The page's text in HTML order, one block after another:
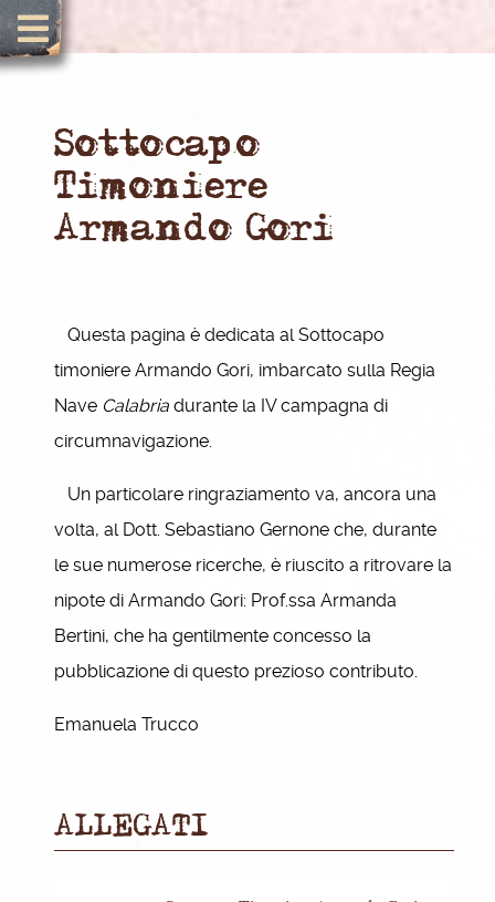
Sottocapo
Timoniere
Armando Gori
Questa pagina è dedicata al Sottocapo
timoniere Armando Gori, imbarcato sulla Regia
Nave Calabria durante la IV campagna di
circumnavigazione.
Un particolare ringraziamento va, ancora una
volta, al Dott. Sebastiano Gernone che, durante
le sue numerose ricerche, è riuscito a ritrovare la
nipote di Armando Gori: Prof.ssa Armanda
Bertini, che ha gentilmente concesso la
pubblicazione di questo prezioso contributo.
Emanuela Trucco
ALLEGATI